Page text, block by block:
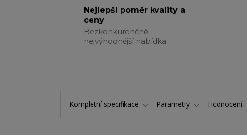
Nejlepší poměr kvality a
ceny
Bezkonkurenčně
nejvýhodnější nabídka
Kompletní specifikace Parametry Hodnocení